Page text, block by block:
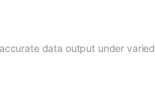
data output under varied